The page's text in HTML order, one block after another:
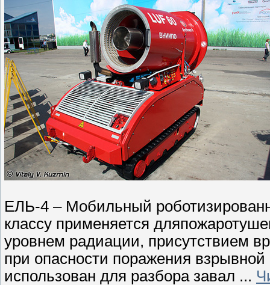
ЕЛЬ-4 – Мобильный
классу применяется
уровнем радиации, присутствием
при опасности поражения
использован для разбора завал ...